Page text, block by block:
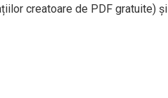
creatoare de PDF gratuite) și